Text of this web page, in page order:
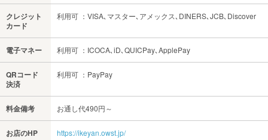
クレジット
カード
利用可 ：VISA､マスター､アメックス､DINERS､JCB､Discover
電子マネー 利用可 ：ICOCA､iD､QUICPay､ApplePay
QRコード
決済
利用可 ：PayPay
料金備考 お通し代490円～
お店のHP https://ikeyan.owst.jp/